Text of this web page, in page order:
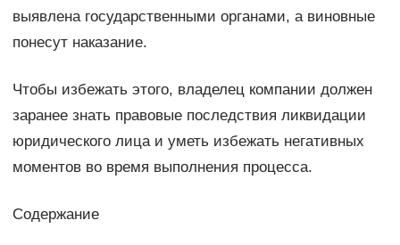
выявлена государственными органами, а виновные
понесут наказание.
Чтобы избежать этого, владелец компании должен
заранее знать правовые последствия ликвидации
юридического лица и уметь избежать негативных
моментов во время выполнения процесса.
Содержание